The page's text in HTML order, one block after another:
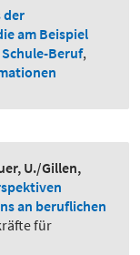
der
am Beispiel
Beruf,
U./Gillen,
an beruflichen
für